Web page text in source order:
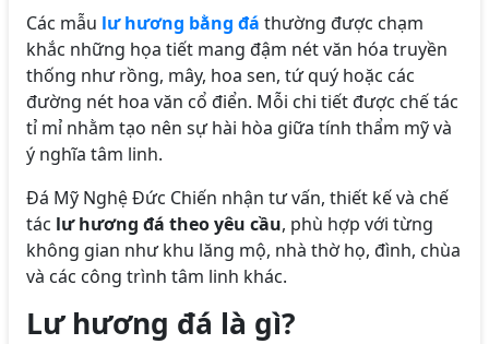
Các mẫu lư hương bằng đá thường được chạm
khắc những họa tiết mang đậm nét văn hóa truyền
thống như rồng, mây, hoa sen, tứ quý hoặc các
đường nét hoa văn cổ điển. Mỗi chi tiết được chế tác
tỉ mỉ nhằm tạo nên sự hài hòa giữa tính thẩm mỹ và
ý nghĩa tâm linh.
Đá Mỹ Nghệ Đức Chiến nhận tư vấn, thiết kế và chế
tác lư hương đá theo yêu cầu, phù hợp với từng
không gian như khu lăng mộ, nhà thờ họ, đình, chùa
và các công trình tâm linh khác.
Lư hương đá là gì?